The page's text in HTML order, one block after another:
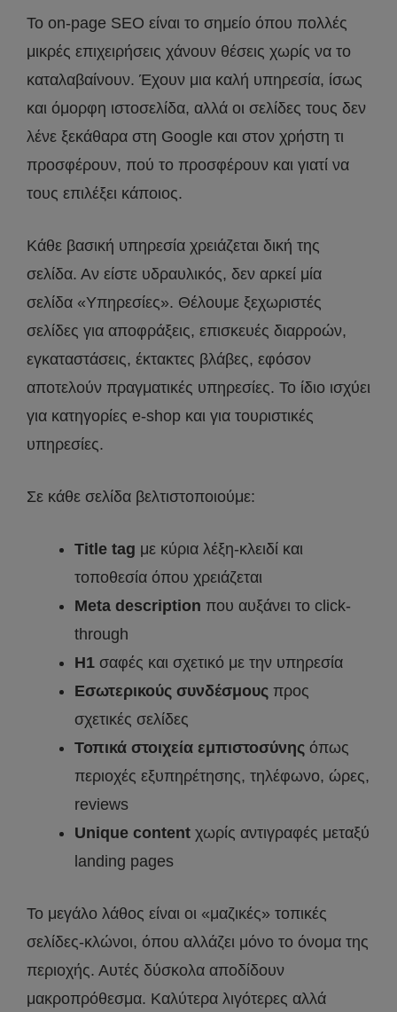
Το on-page SEO είναι το σημείο όπου πολλές
μικρές επιχειρήσεις χάνουν θέσεις χωρίς να το
καταλαβαίνουν. Έχουν μια καλή υπηρεσία, ίσως
και όμορφη ιστοσελίδα, αλλά οι σελίδες τους δεν
λένε ξεκάθαρα στη Google και στον χρήστη τι
προσφέρουν, πού το προσφέρουν και γιατί να
τους επιλέξει κάποιος.
Κάθε βασική υπηρεσία χρειάζεται δική της
σελίδα. Αν είστε υδραυλικός, δεν αρκεί μία
σελίδα «Υπηρεσίες». Θέλουμε ξεχωριστές
σελίδες για αποφράξεις, επισκευές διαρροών,
εγκαταστάσεις, έκτακτες βλάβες, εφόσον
αποτελούν πραγματικές υπηρεσίες. Το ίδιο ισχύει
για κατηγορίες e-shop και για τουριστικές
υπηρεσίες.
Σε κάθε σελίδα βελτιστοποιούμε:
Title tag με κύρια λέξη-κλειδί και
τοποθεσία όπου χρειάζεται
Meta description που αυξάνει το click-
through
H1 σαφές και σχετικό με την υπηρεσία
Εσωτερικούς συνδέσμους προς
σχετικές σελίδες
Τοπικά στοιχεία εμπιστοσύνης όπως
περιοχές εξυπηρέτησης, τηλέφωνο, ώρες,
reviews
Unique content χωρίς αντιγραφές μεταξύ
landing pages
Το μεγάλο λάθος είναι οι «μαζικές» τοπικές
σελίδες-κλώνοι, όπου αλλάζει μόνο το όνομα της
περιοχής. Αυτές δύσκολα αποδίδουν
μακροπρόθεσμα. Καλύτερα λιγότερες αλλά